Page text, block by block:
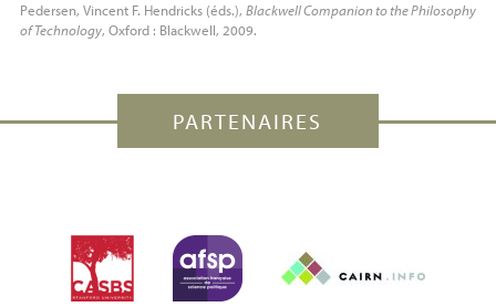
Pedersen, Vincent F. Hendricks (éds.), Blackwell Companion to the Philosophy
of Technology, Oxford : Blackwell, 2009.
PARTENAIRES